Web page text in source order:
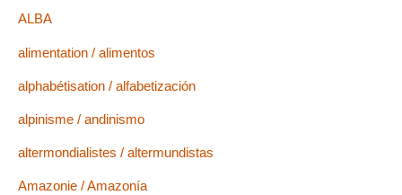
ALBA
alimentation / alimentos
alphabétisation / alfabetización
alpinisme / andinismo
altermondialistes / altermundistas
Amazonie / Amazonía